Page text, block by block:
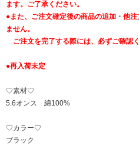
ます。ご了承ください。
●また、ご注文確定後の商品の追加・他
ません。
ご注文を完了する際には、必ずご確認く
●再入荷未定
♡素材♡
5.6オンス 綿100%
♡カラー♡
ブラック